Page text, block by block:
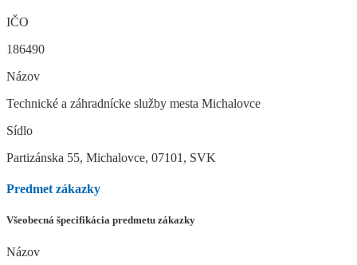
IČO
186490
Názov
Technické a záhradnícke služby mesta Michalovce
Sídlo
Partizánska 55, Michalovce, 07101, SVK
Predmet zákazky
Všeobecná špecifikácia predmetu zákazky
Názov